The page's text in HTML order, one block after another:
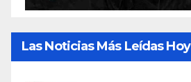
Las Noticias Más Leídas Hoy